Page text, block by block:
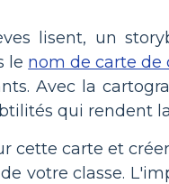
lisent, un
le nom de carte de
Avec la
qui rendent
cette carte et
votre classe.